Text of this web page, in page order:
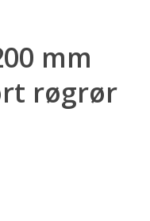
mm
røgrør